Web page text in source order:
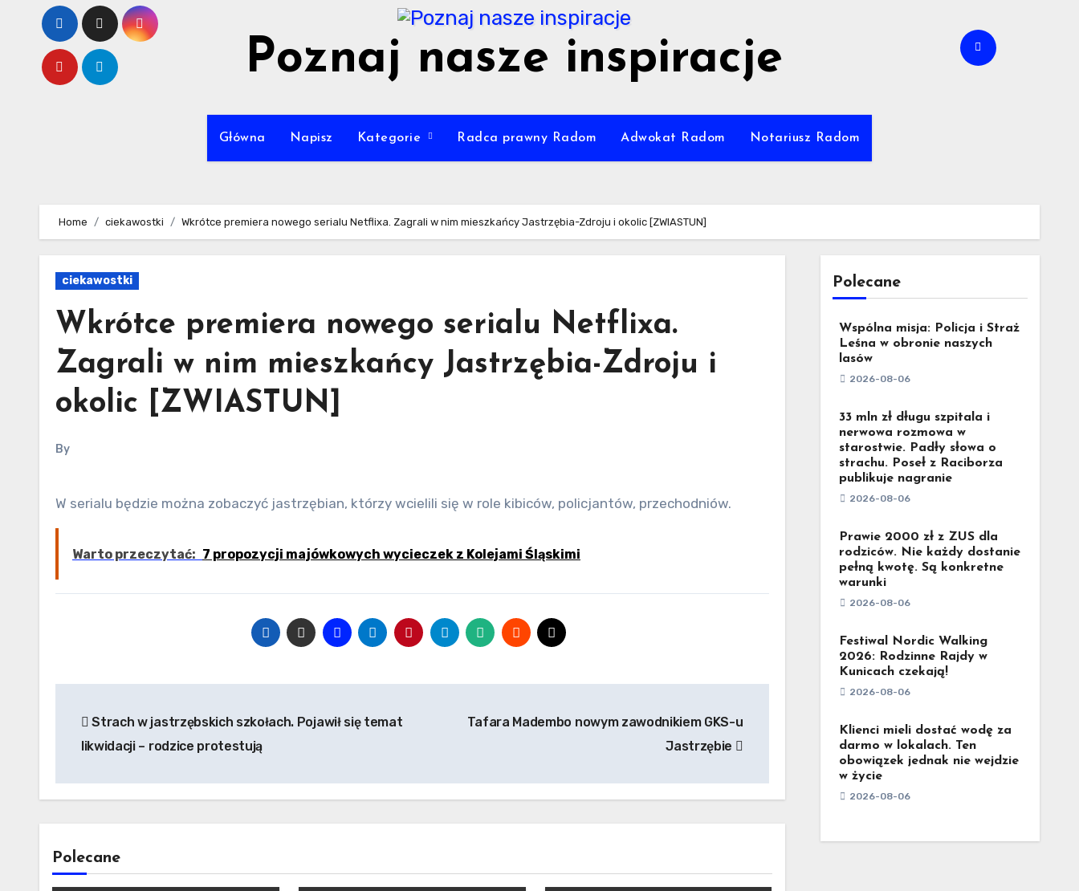
content
Poznaj nasze inspiracje
Główna Napisz Kategorie Radca prawny Radom Adwokat Radom Notariusz Radom
Home ciekawostki Wkrótce premiera nowego serialu Netflixa. Zagrali w nim mieszkańcy Jastrzębia-Zdroju i okolic [ZWIASTUN]
ciekawostki
Wkrótce premiera nowego serialu Netflixa.
Zagrali w nim mieszkańcy Jastrzębia-Zdroju i
okolic [ZWIASTUN]
By
W serialu będzie można zobaczyć jastrzębian, którzy wcielili się w role kibiców, policjantów, przechodniów.
Warto przeczytać: 7 propozycji majówkowych wycieczek z Kolejami Śląskimi
wpisu
Strach w jastrzębskich szkołach. Pojawił się temat
likwidacji – rodzice protestują
Tafara Madembo nowym zawodnikiem GKS-u
Jastrzębie
Polecane
Polecane
Wspólna misja: Policja i Straż
Leśna w obronie naszych
lasów
2026-08-06
33 mln zł długu szpitala i
nerwowa rozmowa w
starostwie. Padły słowa o
strachu. Poseł z Raciborza
publikuje nagranie
2026-08-06
Prawie 2000 zł z ZUS dla
rodziców. Nie każdy dostanie
pełną kwotę. Są konkretne
warunki
2026-08-06
Festiwal Nordic Walking
2026: Rodzinne Rajdy w
Kunicach czekają!
2026-08-06
Klienci mieli dostać wodę za
darmo w lokalach. Ten
obowiązek jednak nie wejdzie
w życie
2026-08-06